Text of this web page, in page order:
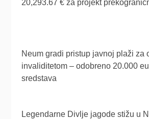
20,293.67 € za projekt
Neum gradi pristup javnoj plaži za
invaliditetom – odobreno 20.000
sredstava
Legendarne Divlje jagode stižu u